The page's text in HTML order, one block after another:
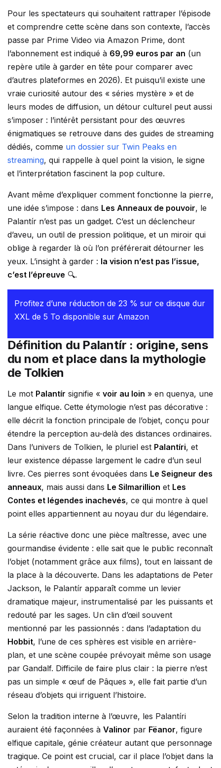
Pour les spectateurs qui souhaitent rattraper l’épisode
et comprendre cette scène dans son contexte, l’accès
passe par Prime Video via Amazon Prime, dont
l’abonnement est indiqué à 69,99 euros par an (un
repère utile à garder en tête pour comparer avec
d’autres plateformes en 2026). Et puisqu’il existe une
vraie curiosité autour des « séries mystère » et de
leurs modes de diffusion, un détour culturel peut aussi
s’imposer : l’intérêt persistant pour des œuvres
énigmatiques se retrouve dans des guides de streaming
dédiés, comme un dossier sur Twin Peaks en
streaming, qui rappelle à quel point la vision, le signe
et l’interprétation fascinent la pop culture.
Avant même d’expliquer comment fonctionne la pierre,
une idée s’impose : dans Les Anneaux de pouvoir, le
Palantír n’est pas un gadget. C’est un déclencheur
d’aveu, un outil de pression politique, et un miroir qui
oblige à regarder là où l’on préférerait détourner les
yeux. L’insight à garder : la vision n’est pas l’issue,
c’est l’épreuve 🔍.
Profitez d’une réduction de 23 % sur ce disque dur
XXL de 5 To disponible sur Amazon
Définition du Palantír : origine, sens
du nom et place dans la mythologie
de Tolkien
Le mot Palantír signifie « voir au loin » en quenya, une
langue elfique. Cette étymologie n’est pas décorative :
elle décrit la fonction principale de l’objet, conçu pour
étendre la perception au-delà des distances ordinaires.
Dans l’univers de Tolkien, le pluriel est Palantíri, et
leur existence dépasse largement le cadre d’un seul
livre. Ces pierres sont évoquées dans Le Seigneur des
anneaux, mais aussi dans Le Silmarillion et Les
Contes et légendes inachevés, ce qui montre à quel
point elles appartiennent au noyau dur du légendaire.
La série réactive donc une pièce maîtresse, avec une
gourmandise évidente : elle sait que le public reconnaît
l’objet (notamment grâce aux films), tout en laissant de
la place à la découverte. Dans les adaptations de Peter
Jackson, le Palantír apparaît comme un levier
dramatique majeur, instrumentalisé par les puissants et
redouté par les sages. Un clin d’œil souvent
mentionné par les passionnés : dans l’adaptation du
Hobbit, l’une de ces sphères est visible en arrière-
plan, et une scène coupée prévoyait même son usage
par Gandalf. Difficile de faire plus clair : la pierre n’est
pas un simple « œuf de Pâques », elle fait partie d’un
réseau d’objets qui irriguent l’histoire.
Selon la tradition interne à l’œuvre, les Palantíri
auraient été façonnées à Valinor par Fëanor, figure
elfique capitale, génie créateur autant que personnage
tragique. Ce point est crucial, car il place l’objet dans la